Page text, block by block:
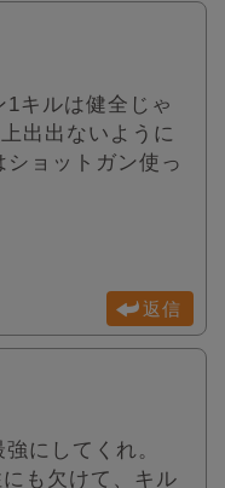
1キルは健全じゃ
出出ないように
ョットガン使っ
返信
にしてくれ。
も欠けて、キル